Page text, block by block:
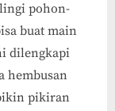
pohon-
buat main
dilengkapi
hembusan
pikiran